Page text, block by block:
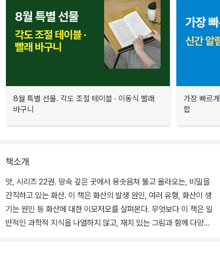
8월 특별 선물. 각도 조절 테이블 · 이동식 빨래
바구니
가장 빠르
합
책소개
앗, 시리즈 22권. 땅속 깊은 곳에서 용솟음쳐 뚫고 올라오는, 비밀을
간직하고 있는 화산. 이 책은 화산의 발생 원인, 여러 유형, 화산이 생
기는 원인 등 화산에 대한 이모저모를 살펴본다. 무엇보다 이 책은 일
반적인 과학적 지식을 나열하지 않고, 재치 있는 그림과 함께 다양한